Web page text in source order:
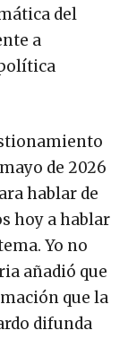
del
a
de 2026
hablar de
hoy a hablar
Yo no
añadió que
que la
difunda